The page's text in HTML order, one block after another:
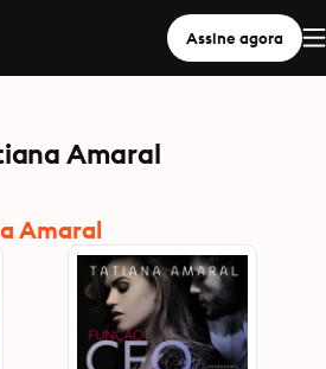
Assine agora
Amaral
Amaral